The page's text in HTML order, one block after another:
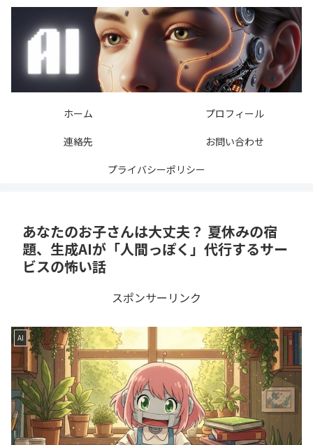
ホーム
プロフィール
連絡先
お問い合わせ
プライバシーポリシー
あなたのお子さんは大丈夫？ 夏休みの宿
題、生成AIが「人間っぽく」代行するサー
ビスの怖い話
スポンサーリンク
AI